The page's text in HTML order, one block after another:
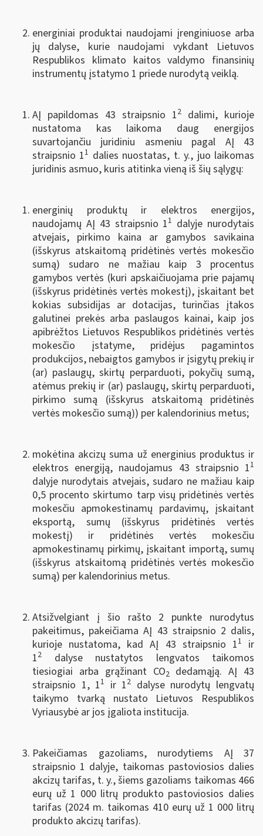
energiniai produktai naudojami įrenginiuose arba
jų dalyse, kurie naudojami vykdant Lietuvos
Respublikos klimato kaitos valdymo finansinių
instrumentų įstatymo 1 priede nurodytą veiklą.
AĮ papildomas 43 straipsnio 12
dalimi, kurioje
nustatoma kas laikoma daug energijos
suvartojančiu juridiniu asmeniu pagal AĮ 43
straipsnio 11 dalies nuostatas, t. y., juo laikomas
juridinis asmuo, kuris atitinka vieną iš šių sąlygų:
energinių produktų ir elektros energijos,
naudojamų AĮ 43 straipsnio 11 dalyje nurodytais
atvejais, pirkimo kaina ar gamybos savikaina
(išskyrus atskaitomą pridėtinės vertės mokesčio
sumą) sudaro ne mažiau kaip 3 procentus
gamybos vertės (kuri apskaičiuojama prie pajamų
(išskyrus pridėtinės vertės mokestį), įskaitant bet
kokias subsidijas ar dotacijas, turinčias įtakos
galutinei prekės arba paslaugos kainai, kaip jos
apibrėžtos Lietuvos Respublikos pridėtinės vertės
mokesčio įstatyme, pridėjus pagamintos
produkcijos, nebaigtos gamybos ir įsigytų prekių ir
(ar) paslaugų, skirtų perparduoti, pokyčių sumą,
atėmus prekių ir (ar) paslaugų, skirtų perparduoti,
pirkimo sumą (išskyrus atskaitomą pridėtinės
vertės mokesčio sumą)) per kalendorinius metus;
mokėtina akcizų suma už energinius produktus ir
elektros energiją, naudojamus 43 straipsnio 11
dalyje nurodytais atvejais, sudaro ne mažiau kaip
0,5 procento skirtumo tarp visų pridėtinės vertės
mokesčiu apmokestinamų pardavimų, įskaitant
eksportą, sumų (išskyrus pridėtinės vertės
mokestį) ir pridėtinės vertės mokesčiu
apmokestinamų pirkimų, įskaitant importą, sumų
(išskyrus atskaitomą pridėtinės vertės mokesčio
sumą) per kalendorinius metus.
Atsižvelgiant į šio rašto 2 punkte nurodytus
pakeitimus, pakeičiama AĮ 43 straipsnio 2 dalis,
kurioje nustatoma, kad AĮ 43 straipsnio 11
ir
12
dalyse nustatytos lengvatos taikomos
tiesiogiai arba grąžinant CO2
dedamąją. AĮ 43
straipsnio 1, 11 ir 12 dalyse nurodytų lengvatų
taikymo tvarką nustato Lietuvos Respublikos
Vyriausybė ar jos įgaliota institucija.
Pakeičiamas gazoliams, nurodytiems AĮ 37
straipsnio 1 dalyje, taikomas pastoviosios dalies
akcizų tarifas, t. y., šiems gazoliams taikomas 466
eurų už 1 000 litrų produkto pastoviosios dalies
tarifas (2024 m. taikomas 410 eurų už 1 000 litrų
produkto akcizų tarifas).